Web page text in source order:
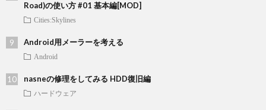
Road)の使い方 #01 基本編[MOD]
Cities:Skylines
Android用メーラーを考える
Android
nasneの修理をしてみる HDD復旧編
ハードウェア